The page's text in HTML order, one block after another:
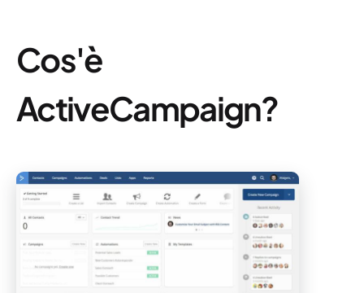
Cos'è
ActiveCampaign?